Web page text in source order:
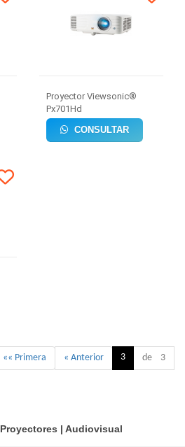
Proyector Viewsonic®
Px701Hd
CONSULTAR
«« Primera « Anterior 3 de 3
Proyectores | Audiovisual